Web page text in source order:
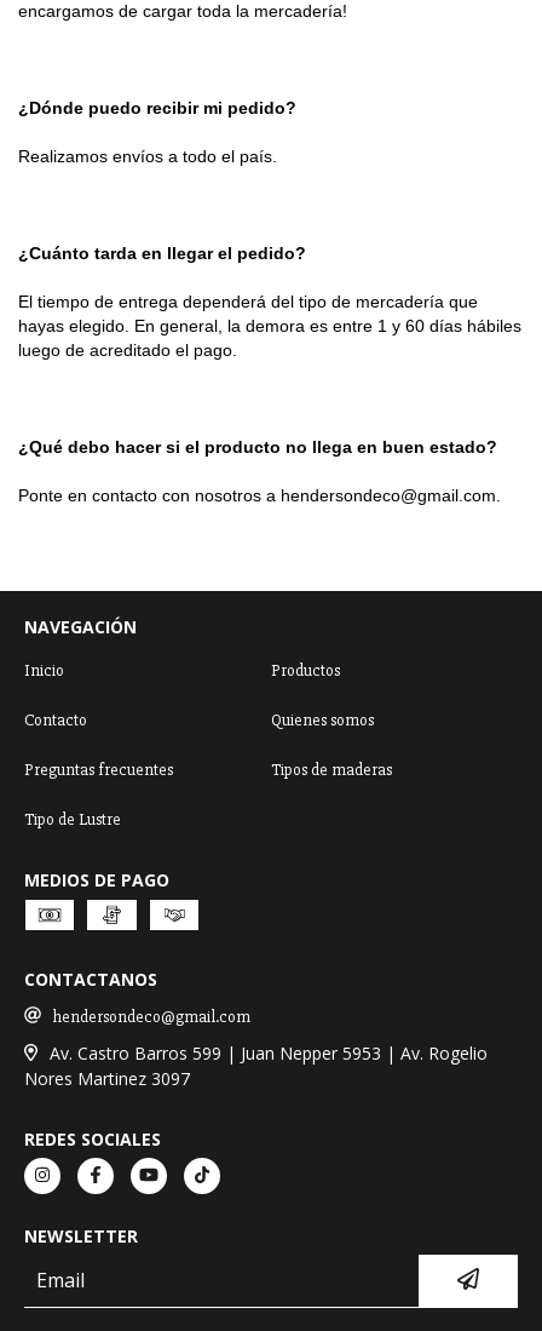
encargamos de cargar toda la mercadería!
¿Dónde puedo recibir mi pedido?
Realizamos envíos a todo el país.
¿Cuánto tarda en llegar el pedido?
El tiempo de entrega dependerá del tipo de mercadería que
hayas elegido. En general, la demora es entre 1 y 60 días hábiles
luego de acreditado el pago.
¿Qué debo hacer si el producto no llega en buen estado?
Ponte en contacto con nosotros a hendersondeco@gmail.com
NAVEGACIÓN
Inicio Productos
Contacto Quienes somos
Preguntas frecuentes Tipos de maderas
Tipo de Lustre
MEDIOS DE PAGO
CONTACTANOS
hendersondeco@gmail.com
Av. Castro Barros 599 | Juan Nepper 5953 | Av. Rogelio
Nores Martinez 3097
REDES SOCIALES
NEWSLETTER